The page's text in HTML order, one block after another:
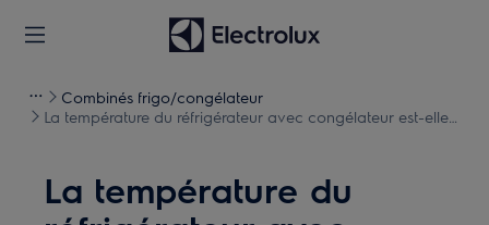
Combinés frigo/congélateur
La température du réfrigérateur avec congélateur est-elle
La température du